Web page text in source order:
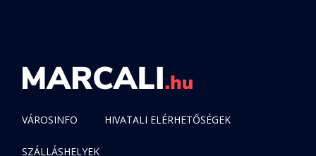
VÁROSINFO HIVATALI ELÉRHETŐSÉGEK
SZÁLLÁSHELYEK